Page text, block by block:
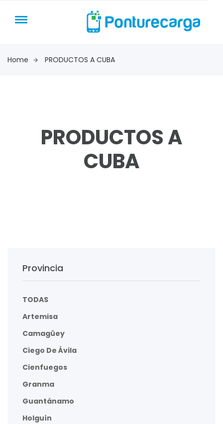
Home PRODUCTOS A CUBA
PRODUCTOS A
CUBA
Provincia
TODAS
Artemisa
Camagüey
Ciego De Ávila
Cienfuegos
Granma
Guantánamo
Holguín